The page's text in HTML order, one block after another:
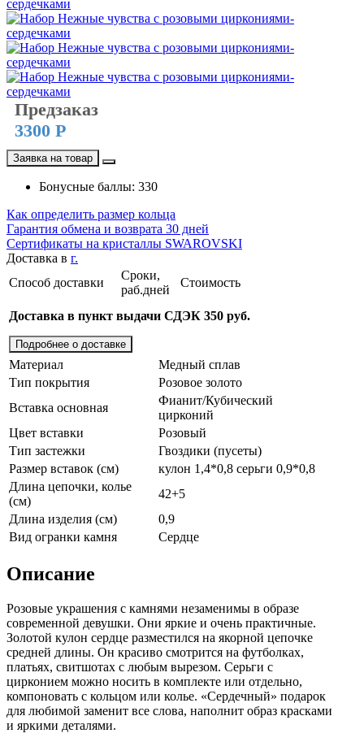
Предзаказ
3300 Р
Заявка на товар
Бонусные баллы: 330
Как определить размер кольца
Гарантия обмена и возврата 30 дней
Сертификаты на кристаллы SWAROVSKI
Доставка в г.
Способ доставки
Сроки,
раб.дней
Стоимость
Доставка в пункт выдачи СДЭК 350 руб.
Подробнее о доставке
Материал
Медный сплав
Тип покрытия
Розовое золото
Вставка основная
Фианит/Кубический
цирконий
Цвет вставки
Розовый
Тип застежки
Гвоздики (пусеты)
Размер вставок (см)
кулон 1,4*0,8 серьги 0,9*0,8
Длина цепочки, колье
(см)
42+5
Длина изделия (см)
0,9
Вид огранки камня
Сердце
Описание
Розовые украшения с камнями незаменимы в образе
современной девушки. Они яркие и очень практичные.
Золотой кулон сердце разместился на якорной цепочке
средней длины. Он красиво смотрится на футболках,
платьях, свитшотах с любым вырезом. Серьги с
цирконием можно носить в комплекте или отдельно,
компоновать с кольцом или колье. «Сердечный» подарок
для любимой заменит все слова, наполнит образ красками
и яркими деталями.